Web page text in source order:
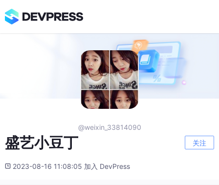
@weixin_33814090
盛艺小豆丁 关注
2023-08-16 11:08:05 加入 DevPress